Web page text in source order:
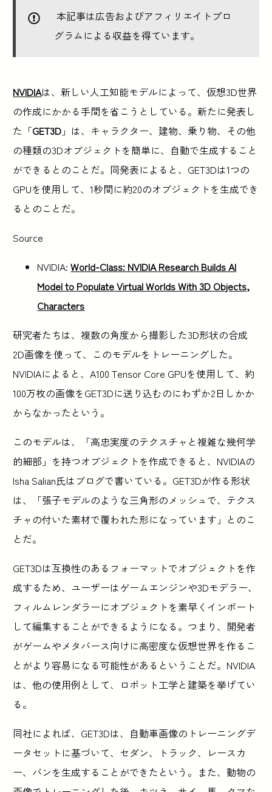
本記事は広告およびアフィリエイトプロ
グラムによる収益を得ています。
NVIDIAは、新しい人工知能モデルによって、仮想3D世界
の作成にかかる手間を省こうとしている。新たに発表し
た「GET3D 」は、キャラクター、建物、乗り物、その他
の種類の3Dオブジェクトを簡単に、自動で生成すること
ができるとのことだ。同発表によると、GET3Dは1つの
GPUを使用して、1秒間に約20のオブジェクトを生成でき
るとのことだ。
Source
NVIDIA:World-Class: NVIDIA Research Builds AI
Model to Populate Virtual Worlds With 3D Objects,
Characters
研究者たちは、複数の角度から撮影した3D形状の合成
2D画像を使って、このモデルをトレーニングした。
NVIDIAによると、A100 Tensor Core GPUを使用して、約
100万枚の画像をGET3Dに送り込むのにわずか2日しかか
からなかったという。
このモデルは、「高忠実度のテクスチャと複雑な幾何学
的細部」を持つオブジェクトを作成できると、NVIDIAの
Isha Salian氏はブログで書いている。GET3Dが作る形状
は、「張子モデルのような三角形のメッシュで、テクス
チャの付いた素材で覆われた形になっています」とのこ
とだ。
GET3Dは互換性のあるフォーマットでオブジェクトを作
成するため、ユーザーはゲームエンジンや3Dモデラー、
フィルムレンダラーにオブジェクトを素早くインポート
して編集することができるようになる。つまり、開発者
がゲームやメタバース向けに高密度な仮想世界を作るこ
とがより容易になる可能性があるということだ。NVIDIA
は、他の使用例として、ロボット工学と建築を挙げてい
る。
同社によれば、GET3Dは、自動車画像のトレーニングデ
ータセットに基づいて、セダン、トラック、レースカ
ー、バンを生成することができたという。また、動物の